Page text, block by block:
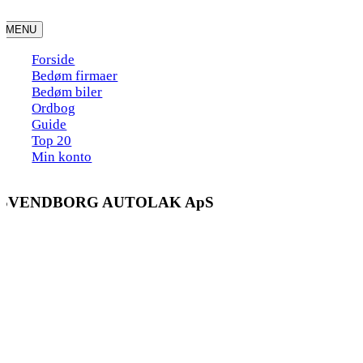
to
content
MENU
Forside
Bedøm firmaer
Bedøm biler
Ordbog
Guide
Top 20
Min konto
AUTOLAK ApS